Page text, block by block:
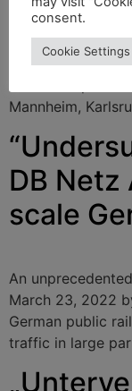
Der
zum 24. April
öffentlichen
Mannheim,
DB Netz
scale
An
March 23, 2022
German public
traffic in large
consent.
Cookie Settings